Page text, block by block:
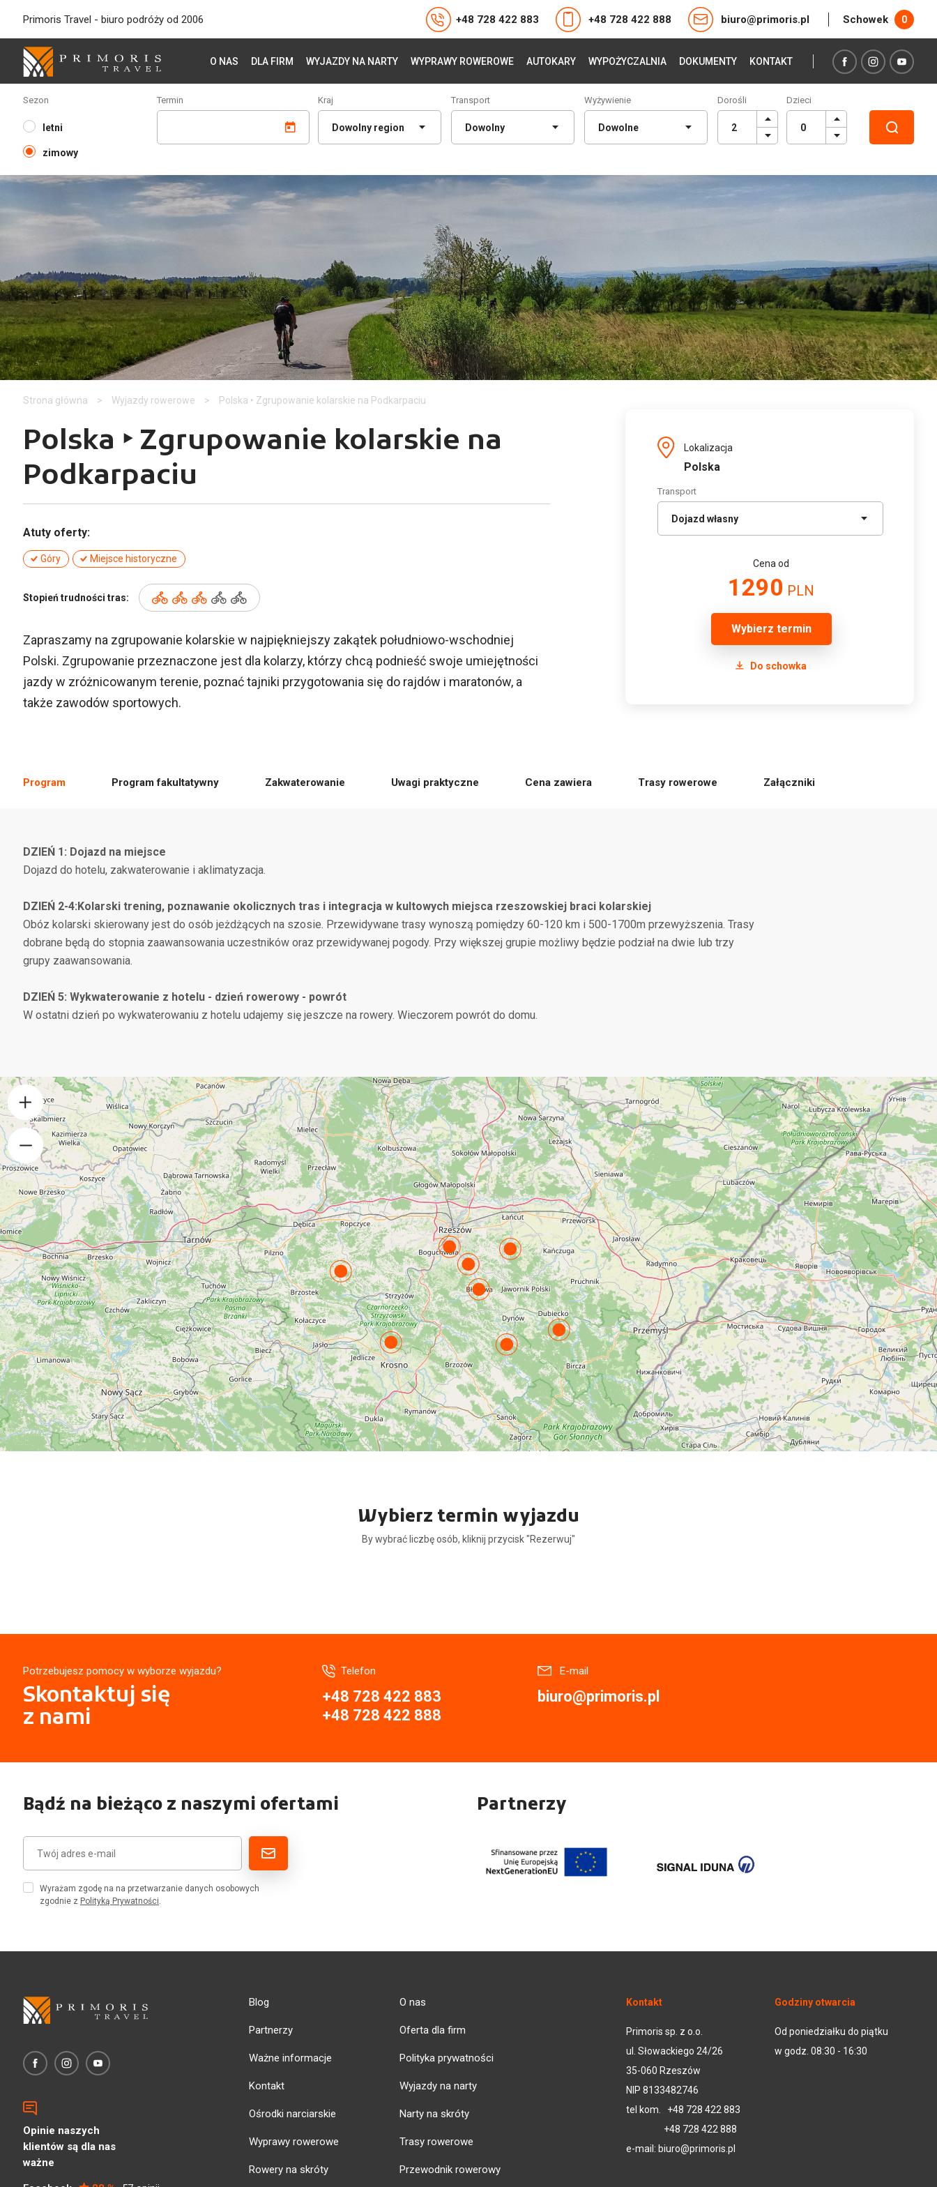
Primoris Travel - biuro podróży od 2006 +48 728 422 883 +48 728 422 888 biuro@primoris.pl Schowek 0
O NAS DLA FIRM WYJAZDY NA NARTY WYPRAWY ROWEROWE AUTOKARY WYPOŻYCZALNIA DOKUMENTY KONTAKT
Sezon
letni
zimowy
Termin Kraj Transport Wyżywienie Dorośli Dzieci
Strona główna > Wyjazdy rowerowe > Polska ‣ Zgrupowanie kolarskie na Podkarpaciu
Polska ‣ Zgrupowanie kolarskie na
Podkarpaciu
Atuty oferty:
Góry Miejsce historyczne
Stopień trudności tras:
Zapraszamy na zgrupowanie kolarskie w najpiękniejszy zakątek południowo-wschodniej
Polski. Zgrupowanie przeznaczone jest dla kolarzy, którzy chcą podnieść swoje umiejętności
jazdy w zróżnicowanym terenie, poznać tajniki przygotowania się do rajdów i maratonów, a
także zawodów sportowych.
Lokalizacja
Polska
Transport
Cena od
1290 PLN
Wybierz termin
Do schowka
Program Program fakultatywny Zakwaterowanie Uwagi praktyczne Cena zawiera Trasy rowerowe Załączniki
DZIEŃ 1: Dojazd na miejsce
Dojazd do hotelu, zakwaterowanie i aklimatyzacja.
DZIEŃ 2-4:Kolarski trening, poznawanie okolicznych tras i integracja w kultowych miejsca rzeszowskiej braci kolarskiej
Obóz kolarski skierowany jest do osób jeżdżących na szosie. Przewidywane trasy wynoszą pomiędzy 60-120 km i 500-1700m przewyższenia. Trasy
dobrane będą do stopnia zaawansowania uczestników oraz przewidywanej pogody. Przy większej grupie możliwy będzie podział na dwie lub trzy
grupy zaawansowania.
DZIEŃ 5: Wykwaterowanie z hotelu - dzień rowerowy - powrót
W ostatni dzień po wykwaterowaniu z hotelu udajemy się jeszcze na rowery. Wieczorem powrót do domu.
Wybierz termin wyjazdu
By wybrać liczbę osób, kliknij przycisk "Rezerwuj"
Potrzebujesz pomocy w wyborze wyjazdu?
Skontaktuj się
z nami
Telefon
+48 728 422 883
+48 728 422 888
E-mail
biuro@primoris.pl
Bądź na bieżąco z naszymi ofertami
Wyrażam zgodę na na przetwarzanie danych osobowych
zgodnie z Polityką Prywatności.
Partnerzy
Blog O nas
Partnerzy Oferta dla firm
Ważne informacje Polityka prywatności
Kontakt Wyjazdy na narty
Ośrodki narciarskie Narty na skróty
Wyprawy rowerowe Trasy rowerowe
Rowery na skróty Przewodnik rowerowy
Kontakt
Primoris sp. z o.o.
ul. Słowackiego 24/26
35-060 Rzeszów
NIP 8133482746
tel kom. +48 728 422 883
+48 728 422 888
e-mail: biuro@primoris.pl
Godziny otwarcia
Od poniedziałku do piątku
w godz. 08:30 - 16:30
Opinie naszych
klientów są dla nas
ważne